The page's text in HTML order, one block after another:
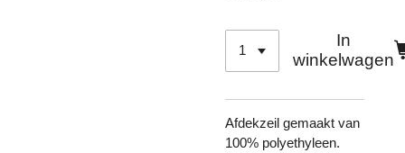
In
winkelwagen
Afdekzeil gemaakt van
100% polyethyleen.